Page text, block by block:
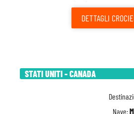
DETTAGLI
STATI UNITI - CANADA
Nave: